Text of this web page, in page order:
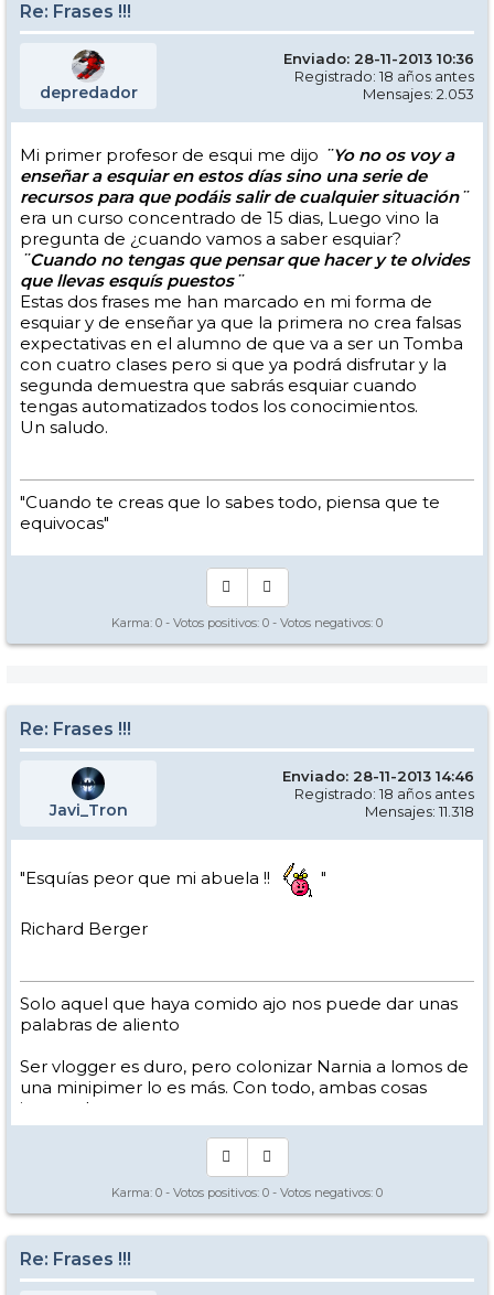
Re: Frases !!!
depredador
Enviado: 28-11-2013 10:36
Registrado: 18 años antes
Mensajes: 2.053
Mi primer profesor de esqui me dijo ¨Yo no os voy a
enseñar a esquiar en estos días sino una serie de
recursos para que podáis salir de cualquier situación¨
era un curso concentrado de 15 dias, Luego vino la
pregunta de ¿cuando vamos a saber esquiar?
¨Cuando no tengas que pensar que hacer y te olvides
que llevas esquís puestos¨
Estas dos frases me han marcado en mi forma de
esquiar y de enseñar ya que la primera no crea falsas
expectativas en el alumno de que va a ser un Tomba
con cuatro clases pero si que ya podrá disfrutar y la
segunda demuestra que sabrás esquiar cuando
tengas automatizados todos los conocimientos.
Un saludo.
"Cuando te creas que lo sabes todo, piensa que te
equivocas"
Karma: 0 - Votos positivos: 0 - Votos negativos: 0
Re: Frases !!!
Javi_Tron
Enviado: 28-11-2013 14:46
Registrado: 18 años antes
Mensajes: 11.318
"Esquías peor que mi abuela !! "
Richard Berger
Solo aquel que haya comido ajo nos puede dar unas
palabras de aliento
Ser vlogger es duro, pero colonizar Narnia a lomos de
una minipimer lo es más. Con todo, ambas cosas
intento hacer.
Yo hago esquí extremo : voy de extremo a extremo
Los caminos del esquí son inescrotables ...
Karma: 0 - Votos positivos: 0 - Votos negativos: 0
Re: Frases !!!